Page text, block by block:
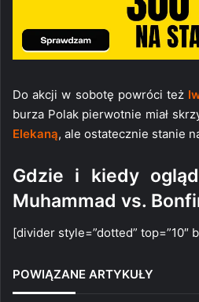
Do akcji w sobotę powróci też
burza Polak pierwotnie miał
Elekaną, ale ostatecznie stanie
Gdzie i kiedy
Muhammad vs.
[divider style=”dotted” top=”10″
POWIĄZANE ARTYKUŁY